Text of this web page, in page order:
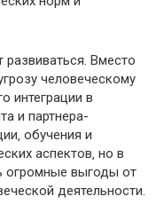
Вместо
человеческому
интеграции в
и партнера-
обучения и
аспектов‚ но в
огромные выгоды от
деятельности.